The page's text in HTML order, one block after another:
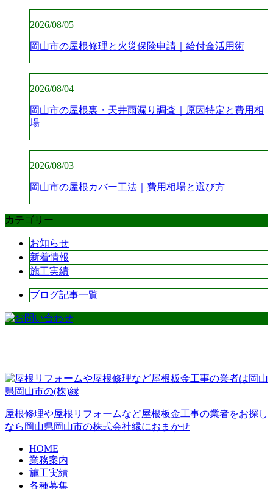
2026/08/05
岡山市の屋根修理と火災保険申請｜給付金活用術
2026/08/04
岡山市の屋根裏・天井雨漏り調査｜原因特定と費用相
場
2026/08/03
岡山市の屋根カバー工法｜費用相場と選び方
カテゴリー
お知らせ
新着情報
施工実績
ブログ記事一覧
屋根修理や屋根リフォームなど屋根板金工事の業者をお探し
なら岡山県岡山市の株式会社縁におまかせ
HOME
業務案内
施工実績
各種募集